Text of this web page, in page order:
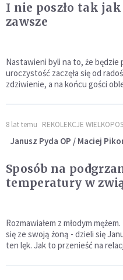
I nie poszło tak jak
zawsze
Nastawieni byli na to, że będzie
uroczystość zaczęła się od
zdziwienie, a na końcu gości
8 lat temu REKOLEKCJE
Janusz Pyda OP / Maciej
Sposób na
temperatury w
Rozmawiałem z młodym
się ze swoją żoną - dzieli się
ten lęk. Jak to przenieść na